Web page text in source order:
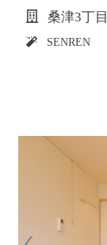
桑津3丁
SENREN